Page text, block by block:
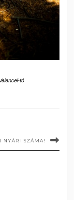
tó
NYÁRI SZÁMA!